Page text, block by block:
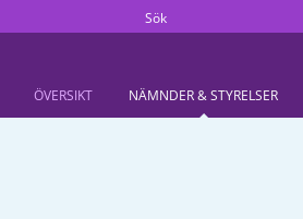
Sök
ÖVERSIKT NÄMNDER & STYRELSER